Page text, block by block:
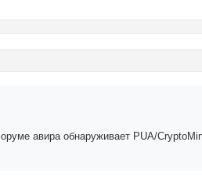
авира обнаруживает PUA/